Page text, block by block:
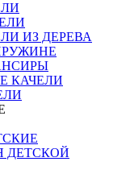
ИЗ ДЕРЕВА
КАЧЕЛИ
ДЕТСКОЙ